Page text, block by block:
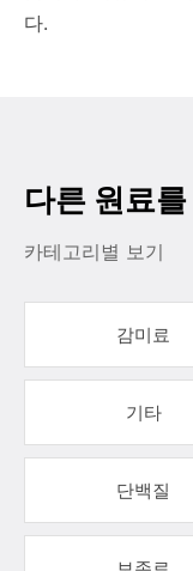
다.
다른 원료
카테고리별 보기
감미료
기타
단백질